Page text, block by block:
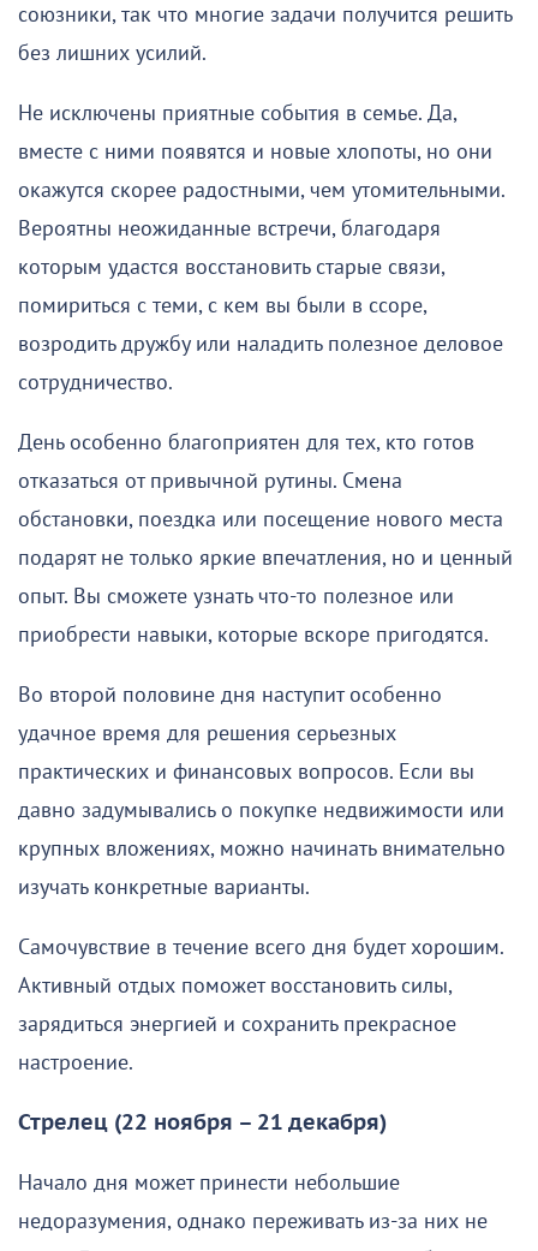
союзники, так что многие задачи получится решить
без лишних усилий.
Не исключены приятные события в семье. Да,
вместе с ними появятся и новые хлопоты, но они
окажутся скорее радостными, чем утомительными.
Вероятны неожиданные встречи, благодаря
которым удастся восстановить старые связи,
помириться с теми, с кем вы были в ссоре,
возродить дружбу или наладить полезное деловое
сотрудничество.
День особенно благоприятен для тех, кто готов
отказаться от привычной рутины. Смена
обстановки, поездка или посещение нового места
подарят не только яркие впечатления, но и ценный
опыт. Вы сможете узнать что-то полезное или
приобрести навыки, которые вскоре пригодятся.
Во второй половине дня наступит особенно
удачное время для решения серьезных
практических и финансовых вопросов. Если вы
давно задумывались о покупке недвижимости или
крупных вложениях, можно начинать внимательно
изучать конкретные варианты.
Самочувствие в течение всего дня будет хорошим.
Активный отдых поможет восстановить силы,
зарядиться энергией и сохранить прекрасное
настроение.
Стрелец (22 ноября – 21 декабря)
Начало дня может принести небольшие
недоразумения, однако переживать из-за них не